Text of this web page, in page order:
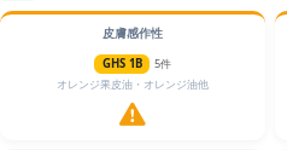
皮膚感作性
GHS 1B
5件
オレンジ果皮油・オレンジ油他